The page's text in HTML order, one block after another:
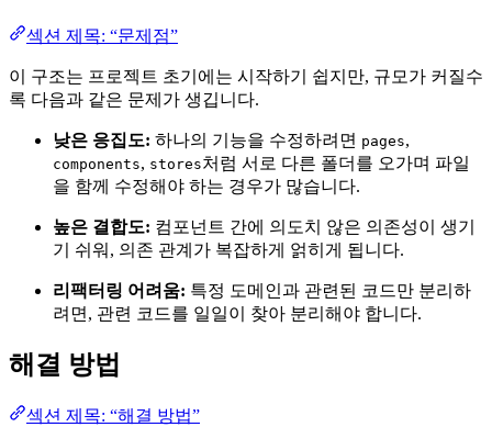
섹션 제목: “문제점”
이 구조는 프로젝트 초기에는 시작하기 쉽지만, 규모가 커질수
록 다음과 같은 문제가 생깁니다.
낮은 응집도: 하나의 기능을 수정하려면 pages,
components, stores처럼 서로 다른 폴더를 오가며 파일
을 함께 수정해야 하는 경우가 많습니다.
높은 결합도: 컴포넌트 간에 의도치 않은 의존성이 생기
기 쉬워, 의존 관계가 복잡하게 얽히게 됩니다.
리팩터링 어려움: 특정 도메인과 관련된 코드만 분리하
려면, 관련 코드를 일일이 찾아 분리해야 합니다.
해결 방법
섹션 제목: “해결 방법”